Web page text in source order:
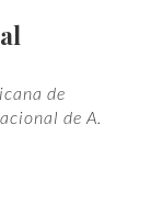
de
de A.